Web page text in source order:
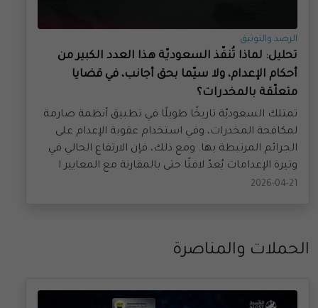
تحليل: لماذا تُنفّذ السعوديّة هذا العدد الكبير من
أحكام الإعدام، ولا سيّما بحق أجانب، في قضايا
متعلّقة بالمخدرات؟
تمتلك السعوديّة تاريخًا طويلًا في تطبيق أنظمة صارمة
لمكافحة المخدرات، وفي استخدام عقوبة الإعدام على
الجرائم المرتبطة بها. ومع ذلك، فإن الارتفاع الحالي في
وتيرة الإعدامات يُعدّ لافتًا حتى بالمقارنة مع المعايير ا
2026-04-21